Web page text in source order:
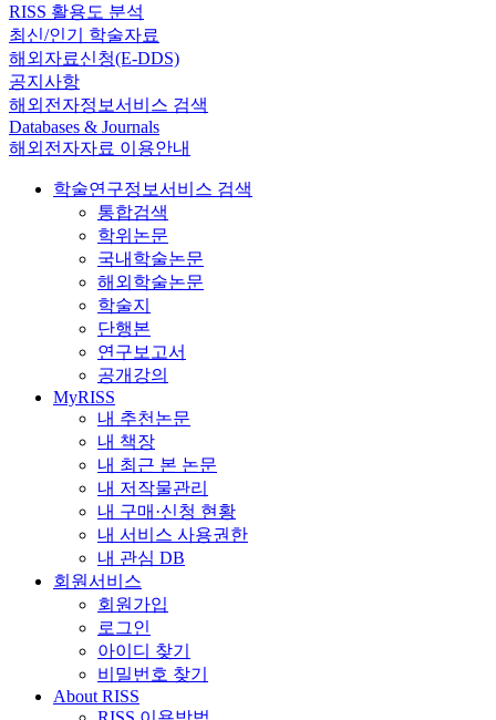
RISS 활용도 분석
최신/인기 학술자료
해외자료신청(E-DDS)
공지사항
해외전자정보서비스 검색
Databases & Journals
해외전자자료 이용안내
학술연구정보서비스 검색
통합검색
학위논문
국내학술논문
해외학술논문
학술지
단행본
연구보고서
공개강의
MyRISS
내 추천논문
내 책장
내 최근 본 논문
내 저작물관리
내 구매·신청 현황
내 서비스 사용권한
내 관심 DB
회원서비스
회원가입
로그인
아이디 찾기
비밀번호 찾기
About RISS